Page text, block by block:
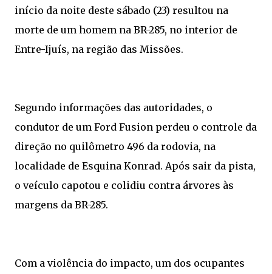
início da noite deste sábado (23) resultou na
morte de um homem na BR-285, no interior de
Entre-Ijuís, na região das Missões.
Segundo informações das autoridades, o
condutor de um Ford Fusion perdeu o controle da
direção no quilômetro 496 da rodovia, na
localidade de Esquina Konrad. Após sair da pista,
o veículo capotou e colidiu contra árvores às
margens da BR-285.
Com a violência do impacto, um dos ocupantes